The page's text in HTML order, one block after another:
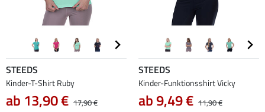
STEEDS
Kinder-T-Shirt Ruby
ab 13,90 € 17,90 €
STEEDS
Kinder-Funktionsshirt Vicky
ab 9,49 € 11,90 €